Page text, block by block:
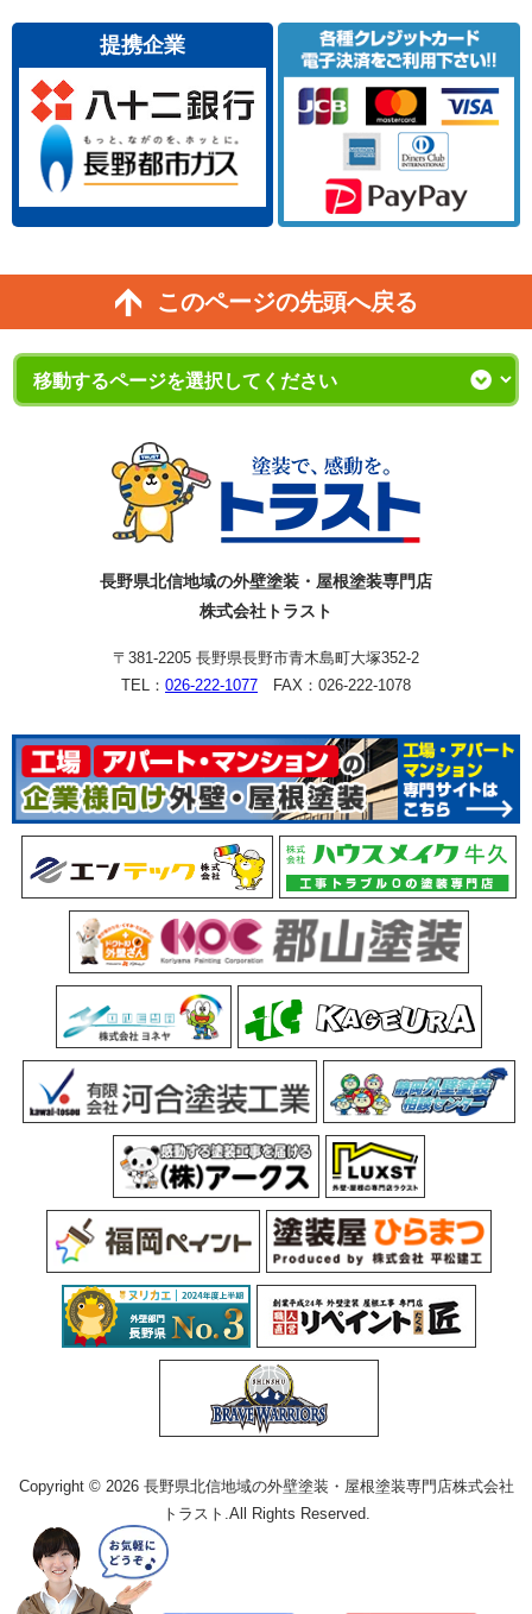
提携企業
このページの先頭へ戻る
長野県北信地域の外壁塗装・屋根塗装専門店
株式会社トラスト
〒381-2205 長野県長野市青木島町大塚352-2
TEL： 026-222-1077 FAX：026-222-1078
Copyright © 2026 長野県北信地域の外壁塗装・屋根塗装専門店株式会社
トラスト.All Rights Reserved.